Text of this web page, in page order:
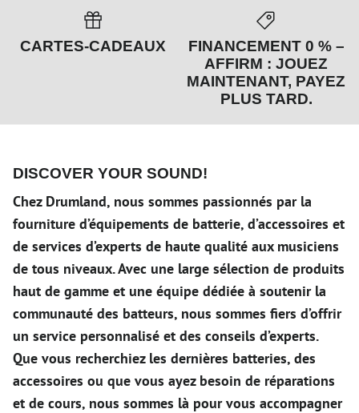
CARTES-CADEAUX
FINANCEMENT 0 % –
AFFIRM : JOUEZ
MAINTENANT, PAYEZ
PLUS TARD.
DISCOVER YOUR SOUND!
Chez Drumland, nous sommes passionnés par la
fourniture d’équipements de batterie, d’accessoires et
de services d’experts de haute qualité aux musiciens
de tous niveaux. Avec une large sélection de produits
haut de gamme et une équipe dédiée à soutenir la
communauté des batteurs, nous sommes fiers d’offrir
un service personnalisé et des conseils d’experts.
Que vous recherchiez les dernières batteries, des
accessoires ou que vous ayez besoin de réparations
et de cours, nous sommes là pour vous accompagner